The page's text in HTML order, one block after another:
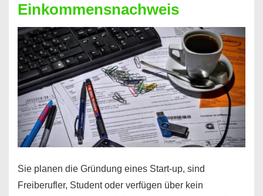
Einkommensnachweis
Sie planen die Gründung eines Start-up, sind
Freiberufler, Student oder verfügen über kein